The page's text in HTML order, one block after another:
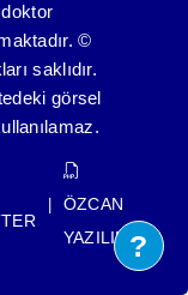
©
saklıdır.
görsel
|
ÖZCAN
YAZILIM ?